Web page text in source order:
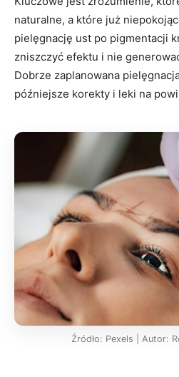
naturalne, a które już
pielęgnację ust po pigmentacji
zniszczyć efektu i nie
Dobrze zaplanowana
późniejsze korekty i leki na
Źródło: Pexels | Autor: